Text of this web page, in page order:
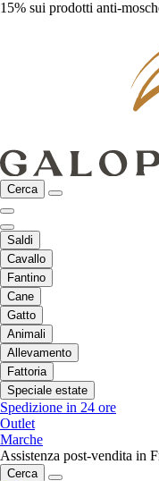
15% sui prodotti anti-
Cerca
Saldi
Cavallo
Fantino
Cane
Gatto
Animali
Allevamento
Fattoria
Speciale estate
Spedizione in 24 ore
Outlet
Marche
Assistenza post-vendita in
Cerca